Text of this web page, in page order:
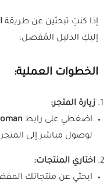
إذا كنتِ تبحثين عن طريقة
إليكِ الدليل المُفصل:
الخطوات العملية:
زيارة المتجر:
اضغطي على رابط
لوصول مباشر إلى
اختاري المنتجات:
ابحثي عن منتجاتك